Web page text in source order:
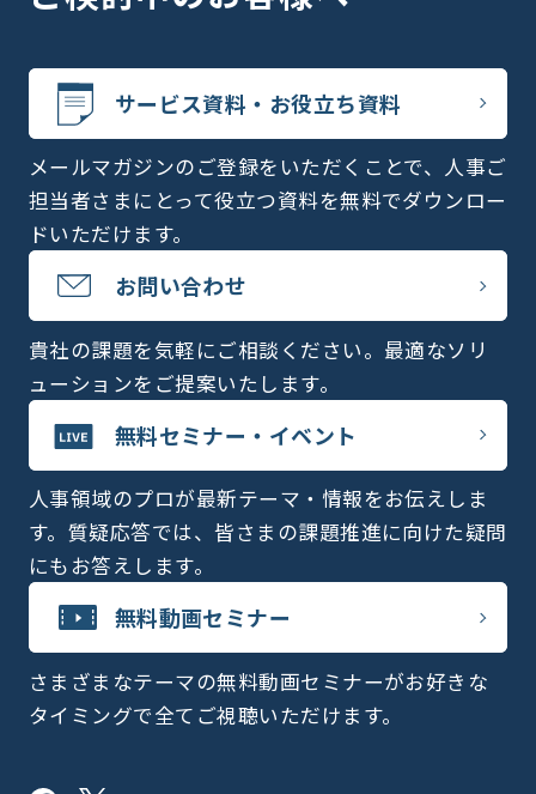
サービス資料・お役立ち資料
メールマガジンのご登録をいただくことで、人事ご
担当者さまにとって役立つ資料を無料でダウンロー
ドいただけます。
お問い合わせ
貴社の課題を気軽にご相談ください。最適なソリ
ューションをご提案いたします。
無料セミナー・イベント
人事領域のプロが最新テーマ・情報をお伝えしま
す。質疑応答では、皆さまの課題推進に向けた疑問
にもお答えします。
無料動画セミナー
さまざまなテーマの無料動画セミナーがお好きな
タイミングで全てご視聴いただけます。